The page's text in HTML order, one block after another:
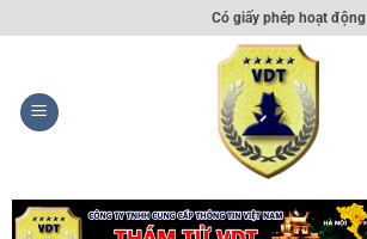
Có giấy phép hoạt động